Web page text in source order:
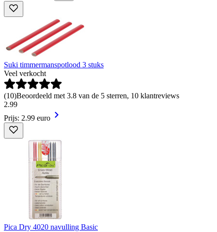
Suki timmermanspotlood 3 stuks
Veel verkocht
(10)Beoordeeld met 3.8 van de 5 sterren, 10 klantreviews
2.99
Prijs: 2.99 euro
Pica Dry 4020 navulling Basic